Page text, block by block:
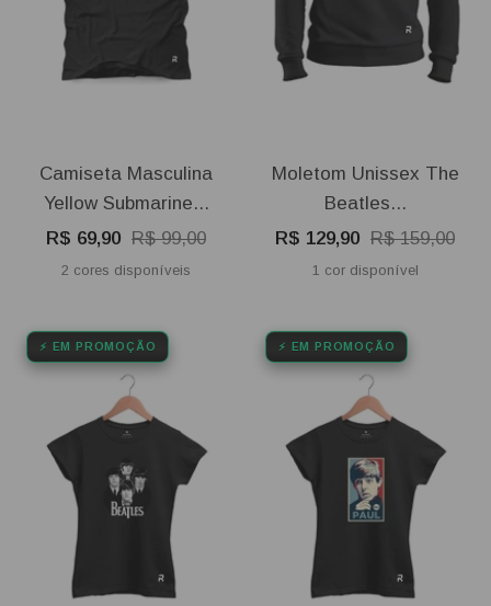
Camiseta Masculina
Yellow Submarine...
Preço
promocional
R$ 69,90 Preço
normal
R$ 99,00
2 cores disponíveis
Moletom Unissex The
Beatles...
Preço
promocional
R$ 129,90 Preço
normal
R$ 159,00
1 cor disponível
⚡ EM PROMOÇÃO ⚡ EM PROMOÇÃO